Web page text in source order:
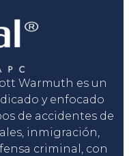
Warmuth es un
y enfocado
de accidentes de
inmigración,
criminal, con